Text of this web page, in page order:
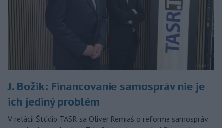
J. Božik: Financovanie samospráv nie je
ich jediný problém
V relácii Štúdio TASR sa Oliver Remiaš o reforme samospráv